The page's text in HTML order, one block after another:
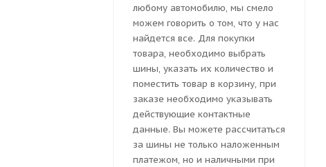
любому автомобилю, мы смело
можем говорить о том, что у нас
найдется все. Для покупки
товара, необходимо выбрать
шины, указать их количество и
поместить товар в корзину, при
заказе необходимо указывать
действующие контактные
данные. Вы можете рассчитаться
за шины не только наложенным
платежом, но и наличными при